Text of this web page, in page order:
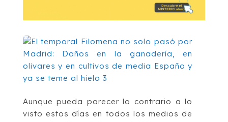
Aunque pueda parecer lo contrario a lo
visto estos días en todos los medios de